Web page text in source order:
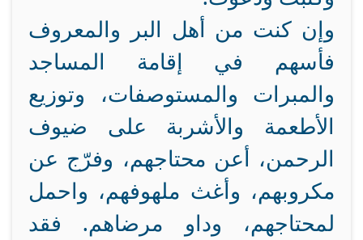
وإن كنت من أهل البر والمعروف
فأسهم في إقامة المساجد
والمبرات والمستوصفات، وتوزيع
الأطعمة والأشربة على ضيوف
الرحمن، أعن محتاجهم، وفرّج عن
مكروبهم، وأغث ملهوفهم، واحمل
لمحتاجهم، وداو مرضاهم. فقد